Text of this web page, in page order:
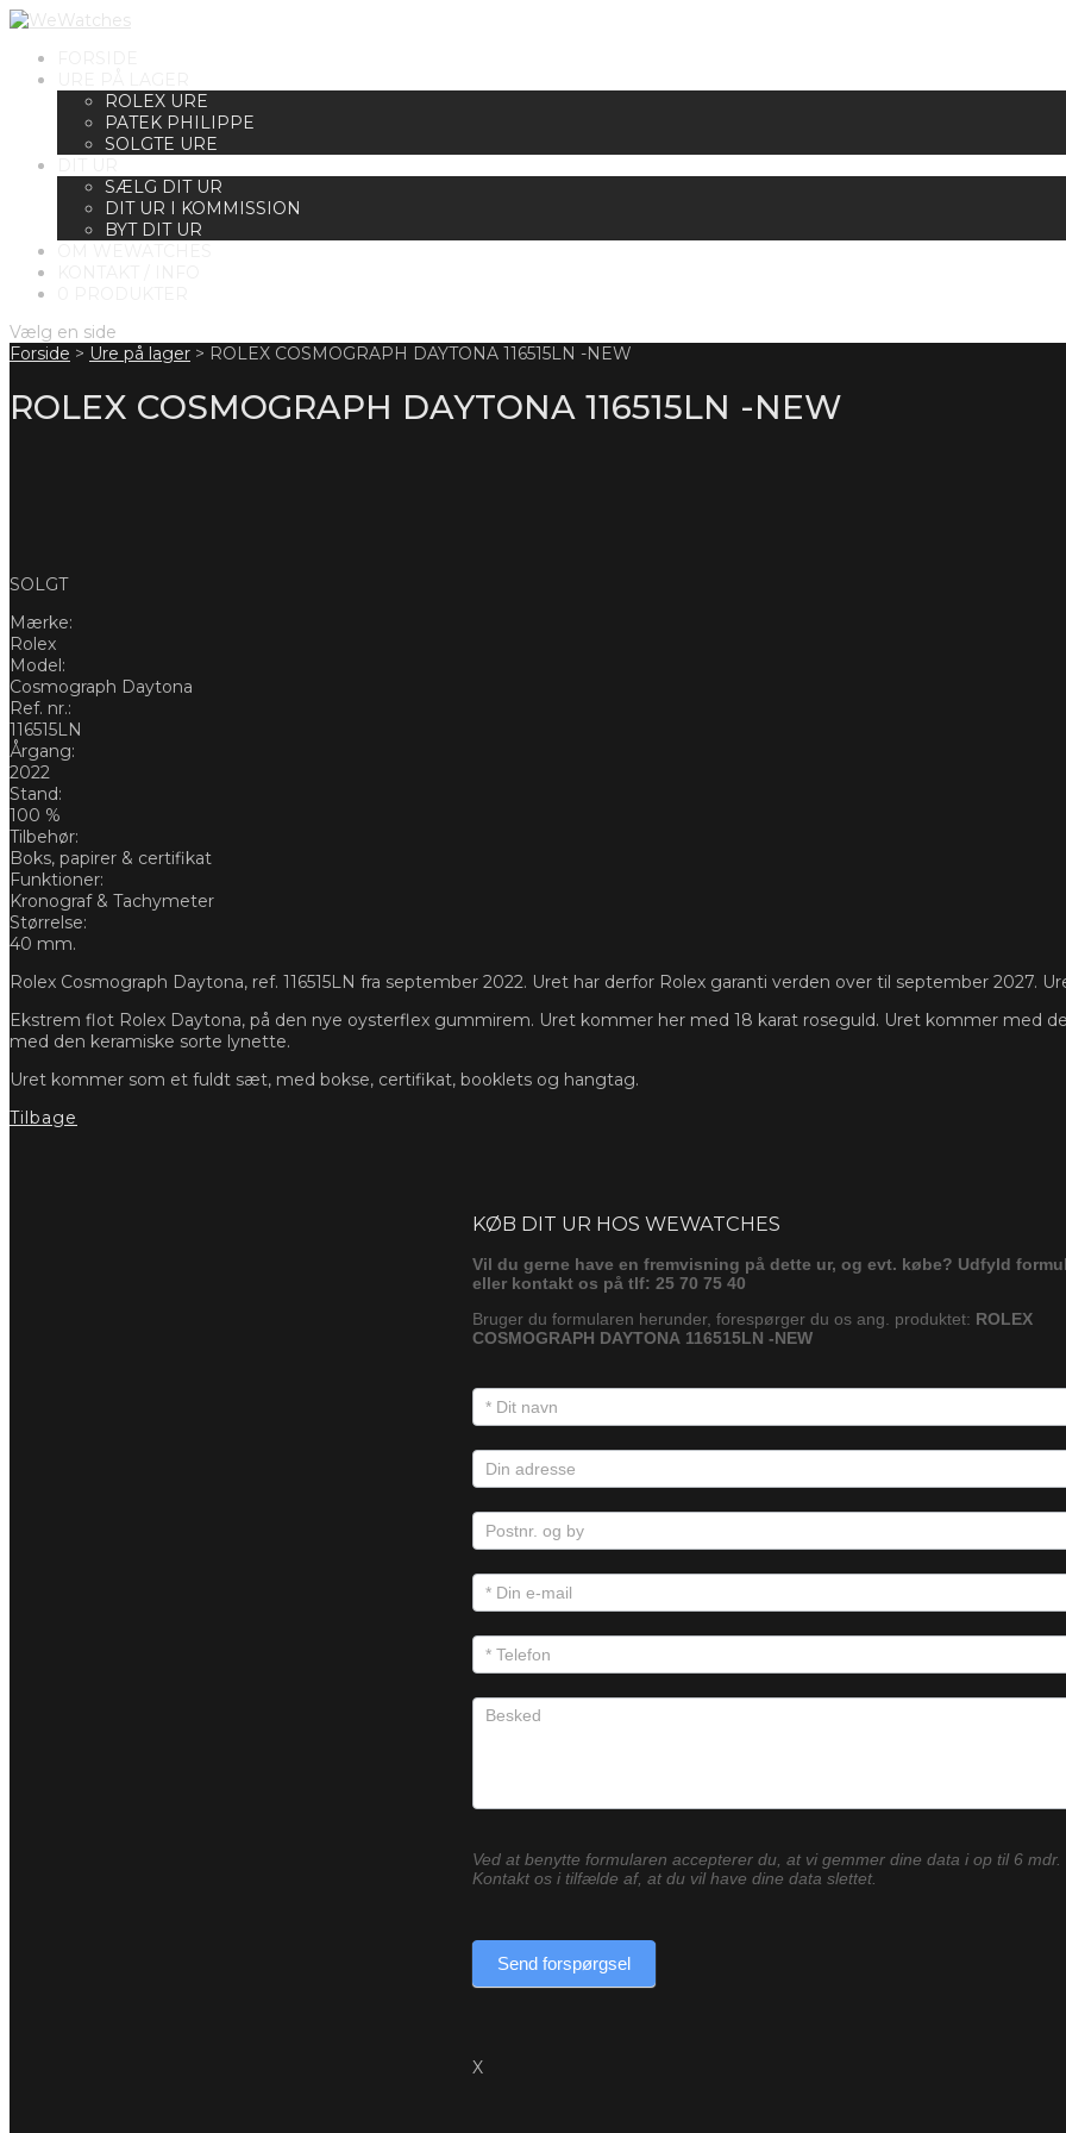
ROLEX URE
PATEK PHILIPPE
SOLGTE URE
SÆLG DIT UR
DIT UR I KOMMISSION
BYT DIT UR
Vælg en side
Forside > Ure på lager > ROLEX COSMOGRAPH DAYTONA 116515LN -NEW
ROLEX COSMOGRAPH DAYTONA 116515LN -NEW
SOLGT
Mærke:
Rolex
Model:
Cosmograph Daytona
Ref. nr.:
116515LN
Årgang:
2022
Stand:
100 %
Tilbehør:
Boks, papirer & certifikat
Funktioner:
Kronograf & Tachymeter
Størrelse:
40 mm.
Rolex Cosmograph Daytona, ref. 116515LN fra september 2022. Uret har derfor Rolex garanti verden over til september 2027.
Ekstrem flot Rolex Daytona, på den nye oysterflex gummirem. Uret kommer her med 18 karat roseguld. Uret kommer med
med den keramiske sorte lynette.
Uret kommer som et fuldt sæt, med bokse, certifikat, booklets og hangtag.
Tilbage
KØB DIT UR HOS WEWATCHES
Vil du gerne have en fremvisning på dette ur, og evt. købe? Udfyld
eller kontakt os på tlf: 25 70 75 40
Bruger du formularen herunder, forespørger du os ang. produktet: ROLEX
COSMOGRAPH DAYTONA 116515LN -NEW
Ved at benytte formularen accepterer du, at vi gemmer dine data i op til 6 mdr.
Kontakt os i tilfælde af, at du vil have dine data slettet.
Send forspørgsel
X